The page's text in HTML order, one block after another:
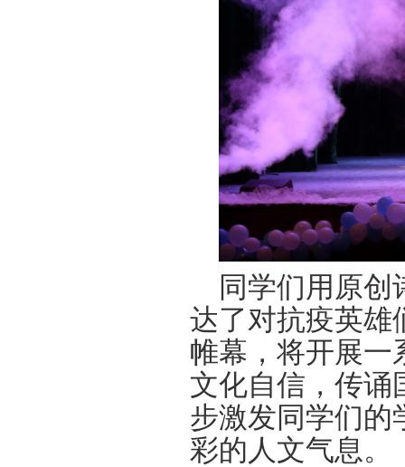
同学们用原
达了对抗疫英雄
帷幕，将开展一
文化自信，传诵
步激发同学们的
彩的人文气息。